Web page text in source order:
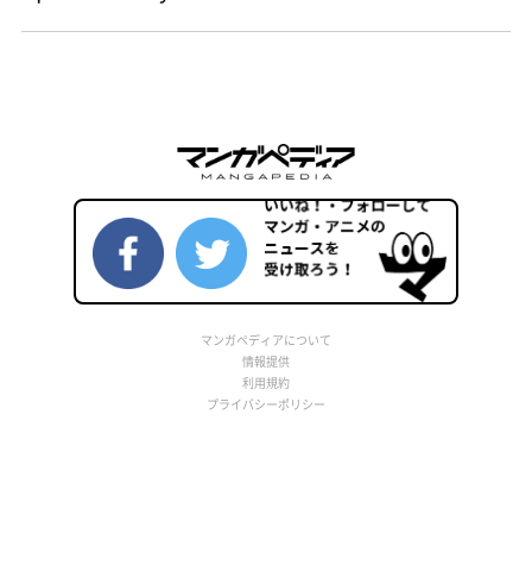
マンガペディアについて
情報提供
利用規約
プライバシーポリシー